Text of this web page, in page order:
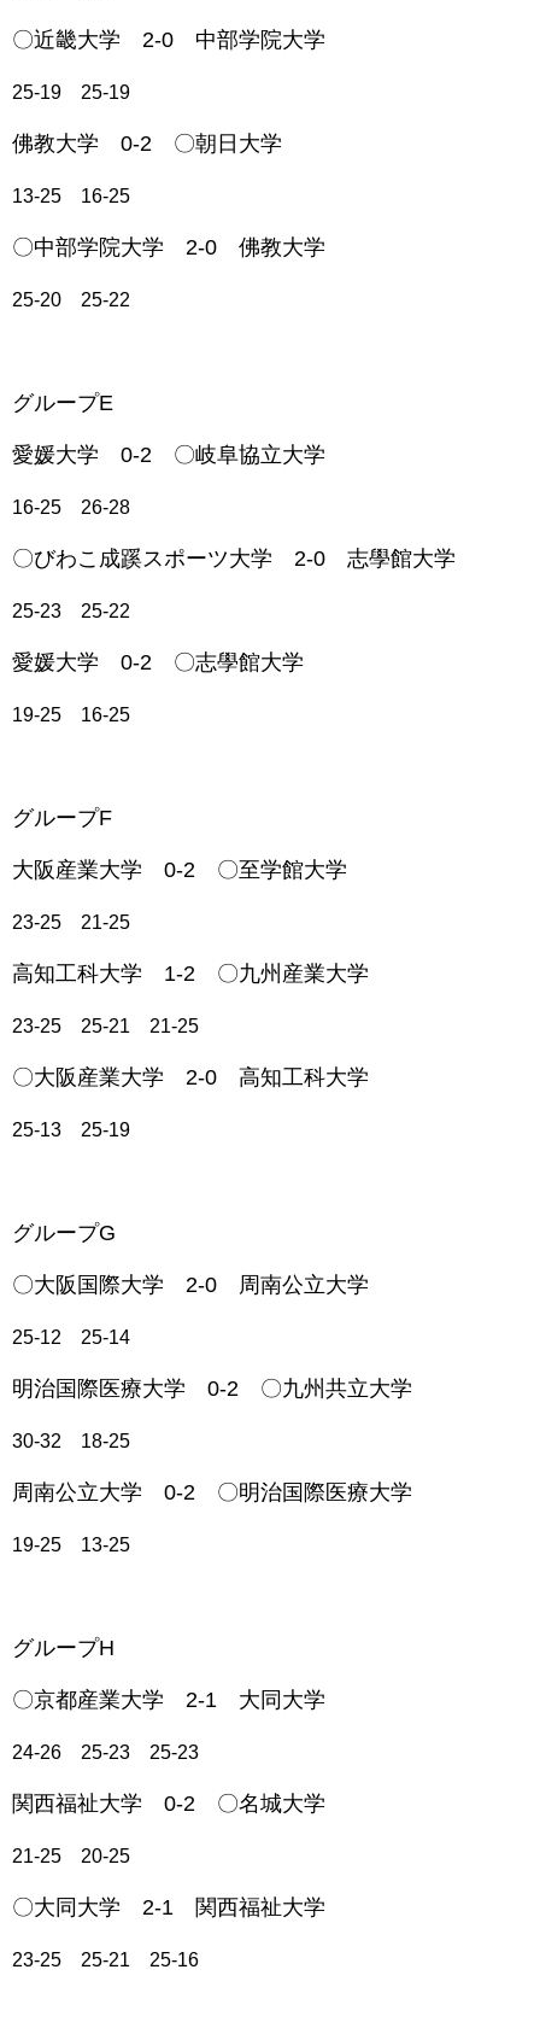
〇近畿大学 2-0 中部学院大学
25-19 25-19
佛教大学 0-2 〇朝日大学
13-25 16-25
〇中部学院大学 2-0 佛教大学
25-20 25-22
グループE
愛媛大学 0-2 〇岐阜協立大学
16-25 26-28
〇びわこ成蹊スポーツ大学 2-0 志學館大学
25-23 25-22
愛媛大学 0-2 〇志學館大学
19-25 16-25
グループF
大阪産業大学 0-2 〇至学館大学
23-25 21-25
高知工科大学 1-2 〇九州産業大学
23-25 25-21 21-25
〇大阪産業大学 2-0 高知工科大学
25-13 25-19
グループG
〇大阪国際大学 2-0 周南公立大学
25-12 25-14
明治国際医療大学 0-2 〇九州共立大学
30-32 18-25
周南公立大学 0-2 〇明治国際医療大学
19-25 13-25
グループH
〇京都産業大学 2-1 大同大学
24-26 25-23 25-23
関西福祉大学 0-2 〇名城大学
21-25 20-25
〇大同大学 2-1 関西福祉大学
23-25 25-21 25-16